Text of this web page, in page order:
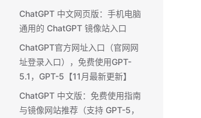
ChatGPT 中文网页版：手机电脑
通用的 ChatGPT 镜像站入口
ChatGPT官方网址入口（官网网
址登录入口），免费使用GPT-
5.1，GPT-5【11月最新更新】
ChatGPT 中文版：免费使用指南
与镜像网站推荐（支持 GPT-5，